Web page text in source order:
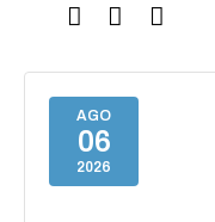
AGO
06
2026